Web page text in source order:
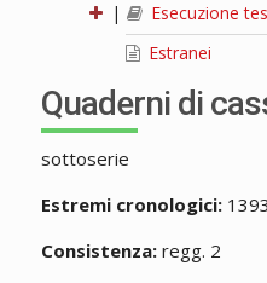
|
Esecuzione
Estranei
Quaderni di
sottoserie
Estremi cronologici:
Consistenza:regg. 2